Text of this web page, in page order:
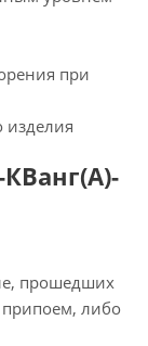
при
изделия
прошедших
либо